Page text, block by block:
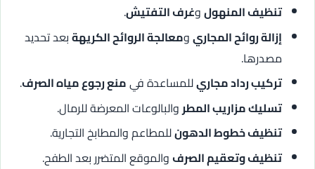
تنظيف المنهولوغرف التفتيش.
إزالة روائح المجاريومعالجة الروائح الكريهةبعد تحديد
مصدرها.
تركيب رداد مجاريللمساعدة فيمنع رجوع مياه الصرف.
تسليك مزاريب المطر والبالوعات المعرضة للرمال.
تنظيف خطوط الدهونللمطاعم والمطابخ التجارية.
تنظيف وتعقيم الصرفوالموقع المتضرر بعد الطفح.